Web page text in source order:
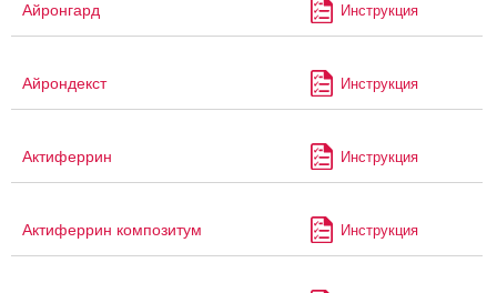
Айронгард Инструкция
Айрондекст Инструкция
Актиферрин Инструкция
Актиферрин композитум Инструкция